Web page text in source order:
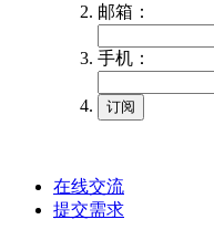
邮箱：
手机：
在线交流
提交需求